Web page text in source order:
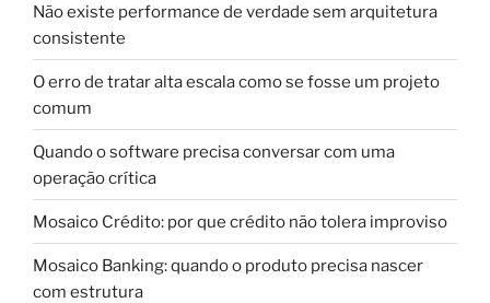
Não existe performance de verdade sem arquitetura
consistente
O erro de tratar alta escala como se fosse um projeto
comum
Quando o software precisa conversar com uma
operação crítica
Mosaico Crédito: por que crédito não tolera improviso
Mosaico Banking: quando o produto precisa nascer
com estrutura